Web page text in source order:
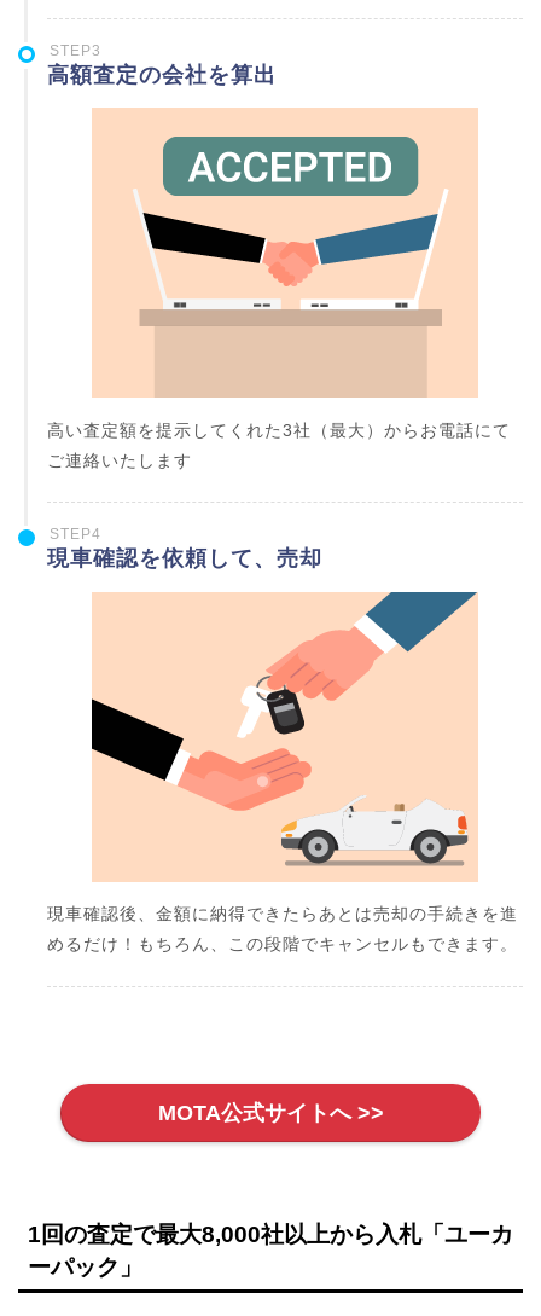
STEP3
高額査定の会社を算出
高い査定額を提示してくれた3社（最大）からお電話にて
ご連絡いたします
STEP4
現車確認を依頼して、売却
現車確認後、金額に納得できたらあとは売却の手続きを進
めるだけ！もちろん、この段階でキャンセルもできます。
MOTA公式サイトへ >>
1回の査定で最大8,000社以上から入札「ユーカ
ーパック」